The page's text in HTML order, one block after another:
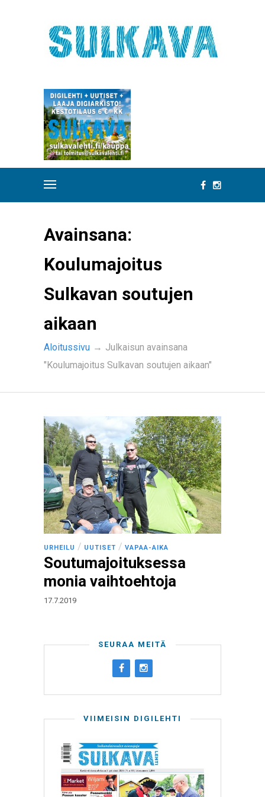
Avainsana:
Koulumajoitus
Sulkavan soutujen
aikaan
Aloitussivu → Julkaisun avainsana
"Koulumajoitus Sulkavan soutujen aikaan"
URHEILU / UUTISET / VAPAA-AIKA
Soutumajoituksessa
monia vaihtoehtoja
17.7.2019
SEURAA MEITÄ
VIIMEISIN DIGILEHTI